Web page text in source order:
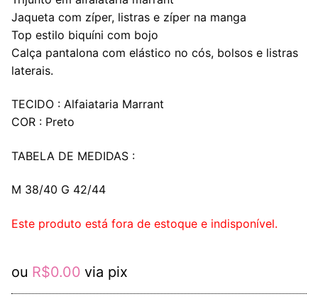
Jaqueta com zíper, listras e zíper na manga
Top estilo biquíni com bojo
Calça pantalona com elástico no cós, bolsos e listras
laterais.
TECIDO : Alfaiataria Marrant
COR : Preto
TABELA DE MEDIDAS :
M 38/40 G 42/44
Este produto está fora de estoque e indisponível.
ou R$0.00 via pix